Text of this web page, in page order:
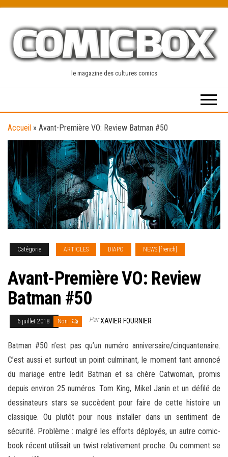
content
le magazine des cultures comics
Accueil » Avant-Première VO: Review Batman #50
Catégorie ARTICLES DIAPO NEWS [french]
Avant-Première VO: Review
Batman #50
6 juillet 2018 Non ParXAVIER FOURNIER
Batman #50 n’est pas qu’un numéro anniversaire/cinquantenaire.
C’est aussi et surtout un point culminant, le moment tant annoncé
du mariage entre ledit Batman et sa chère Catwoman, promis
depuis environ 25 numéros. Tom King, Mikel Janin et un défilé de
dessinateurs stars se succèdent pour faire de cette histoire un
classique. Ou plutôt pour nous installer dans un sentiment de
sécurité. Problème : malgré les efforts déployés, un autre comic-
book récent utilisait un twist relativement proche. Ou comment se